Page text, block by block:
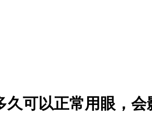
久可以正常用眼，会